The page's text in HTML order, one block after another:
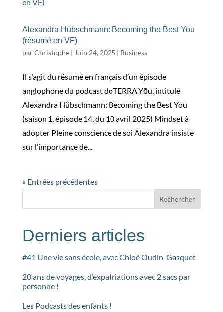
Alexandra Hübschmann: Becoming the Best You
(résumé en VF)
parChristophe| Juin 24, 2025 | Business
Il s’agit du résumé en français d’un épisode
anglophone du podcast doTERRA Yōu, intitulé
Alexandra Hübschmann: Becoming the Best You
(saison 1, épisode 14, du 10 avril 2025) Mindset à
adopter Pleine conscience de soi Alexandra insiste
sur l’importance de...
« Entrées précédentes
Rechercher
Derniers articles
#41 Une vie sans école, avec Chloé Oudin-Gasquet
20 ans de voyages, d’expatriations avec 2 sacs par
personne !
Les Podcasts des enfants !